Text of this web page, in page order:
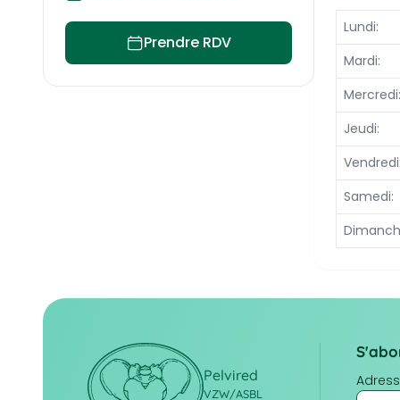
Prendre RDV
Jour
Plage
Lundi:
Mardi:
Mercredi:
Jeudi:
Vendredi:
Samedi:
Pelvired
VZW/ASBL